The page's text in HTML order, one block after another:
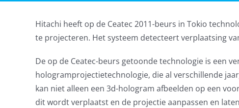
Hitachi heeft op de Ceatec 2011-beurs in Tokio
te projecteren. Het systeem detecteert verplaatsing
De op de Ceatec-beurs getoonde technologie is een
hologramprojectietechnologie, die al verschillende
kan niet alleen een 3d-hologram afbeelden op een
dit wordt verplaatst en de projectie aanpassen en